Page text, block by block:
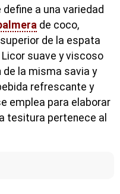
a una variedad
de coco,
de la espata
suave y viscoso
la misma savia y
refrescante y
emplea para elaborar
tesitura pertenece al